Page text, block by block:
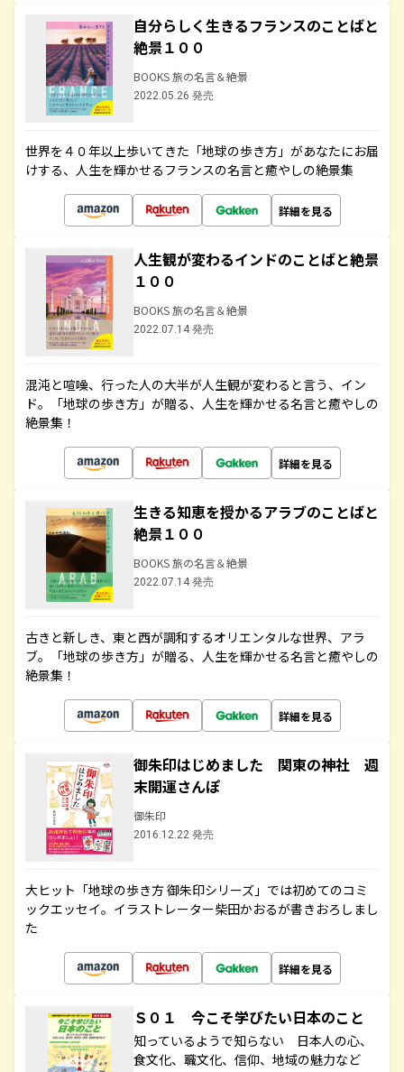
自分らしく生きるフランスのことばと
絶景１００
BOOKS 旅の名言＆絶景
2022.05.26 発売
世界を４０年以上歩いてきた「地球の歩き方」があなたにお届
けする、人生を輝かせるフランスの名言と癒やしの絶景集
詳細を見る
人生観が変わるインドのことばと絶景
１００
BOOKS 旅の名言＆絶景
2022.07.14 発売
混沌と喧噪、行った人の大半が人生観が変わると言う、イン
ド。「地球の歩き方」が贈る、人生を輝かせる名言と癒やしの
絶景集！
詳細を見る
生きる知恵を授かるアラブのことばと
絶景１００
BOOKS 旅の名言＆絶景
2022.07.14 発売
古きと新しき、東と西が調和するオリエンタルな世界、アラ
ブ。「地球の歩き方」が贈る、人生を輝かせる名言と癒やしの
絶景集！
詳細を見る
御朱印はじめました 関東の神社 週
末開運さんぽ
御朱印
2016.12.22 発売
大ヒット「地球の歩き方 御朱印シリーズ」では初めてのコミ
ックエッセイ。イラストレーター柴田かおるが書きおろしまし
た
詳細を見る
Ｓ０１ 今こそ学びたい日本のこと
知っているようで知らない 日本人の心、
食文化、職文化、信仰、地域の魅力など